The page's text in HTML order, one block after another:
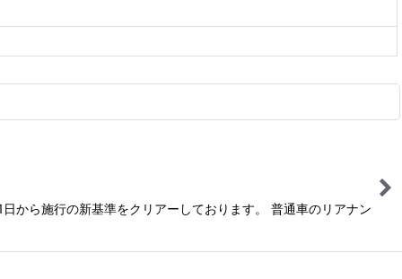
から施行の新基準をクリアーしております。 普通車のリアナン